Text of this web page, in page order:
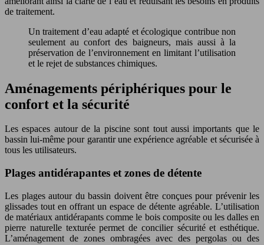
de traitement.
Un traitement d’eau adapté et écologique contribue non
seulement au confort des baigneurs, mais aussi à la
préservation de l’environnement en limitant l’utilisation
et le rejet de substances chimiques.
Aménagements périphériques pour le
confort et la sécurité
Les espaces autour de la piscine sont tout aussi importants que le
bassin lui-même pour garantir une expérience agréable et sécurisée à
tous les utilisateurs.
Plages antidérapantes et zones de détente
Les plages autour du bassin doivent être conçues pour prévenir les
glissades tout en offrant un espace de détente agréable. L’utilisation
de matériaux antidérapants comme le bois composite ou les dalles en
pierre naturelle texturée permet de concilier sécurité et esthétique.
L’aménagement de zones ombragées avec des pergolas ou des